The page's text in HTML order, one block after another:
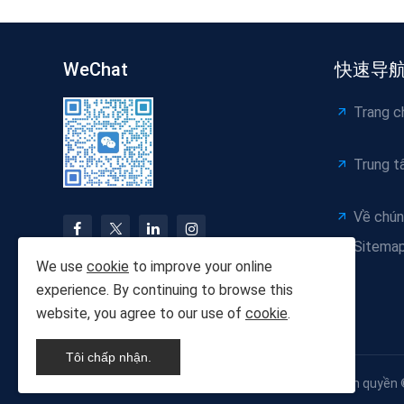
WeChat 快速导
Trang
Trung
Về
Bản
We use cookie to improve your online
experience. By continuing to browse this
website, you agree to our use of cookie.
Tôi chấp nhận.